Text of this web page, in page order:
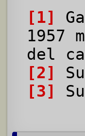
[1]
1957
del
[2]
[3]